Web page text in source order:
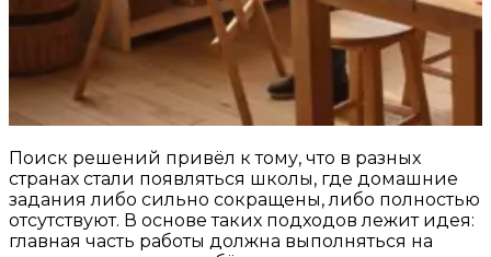
Поиск решений привёл к тому, что в разных
странах стали появляться школы, где домашние
задания либо сильно сокращены, либо полностью
отсутствуют. В основе таких подходов лежит идея:
главная часть работы должна выполняться на